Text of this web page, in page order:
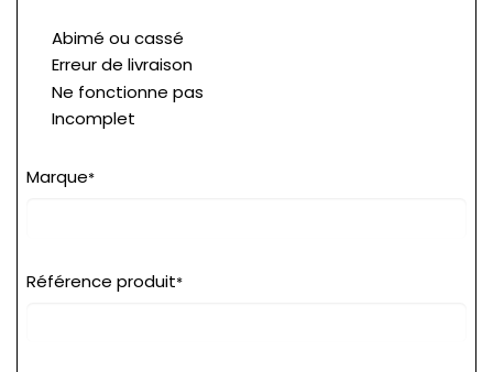
Abimé ou cassé
Erreur de livraison
Ne fonctionne pas
Incomplet
Marque*
Référence produit*